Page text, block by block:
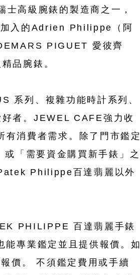
高級腕錶的製造商之一，
入的Adrien Philippe（阿
PIGUET 愛彼齊
品腕錶。
系列、複雜功能時計系列、
者。JEWEL CAFE強力收
消費者需求。除了門市鑑定
「需要資金購買新手錶」之
Philippe百達翡麗以外
PHILIPPE 百達翡麗手錶
專業鑑定並且提供報價。如
價。 不須鑑定費用或手續